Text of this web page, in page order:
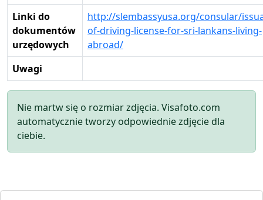
Linki do
dokumentów
urzędowych
http://slembassyusa.org/consular/
of-driving-license-for-sri-lankans-living-
abroad/
Uwagi
Nie martw się o rozmiar zdjęcia. Visafoto.com
automatycznie tworzy odpowiednie zdjęcie dla
ciebie.